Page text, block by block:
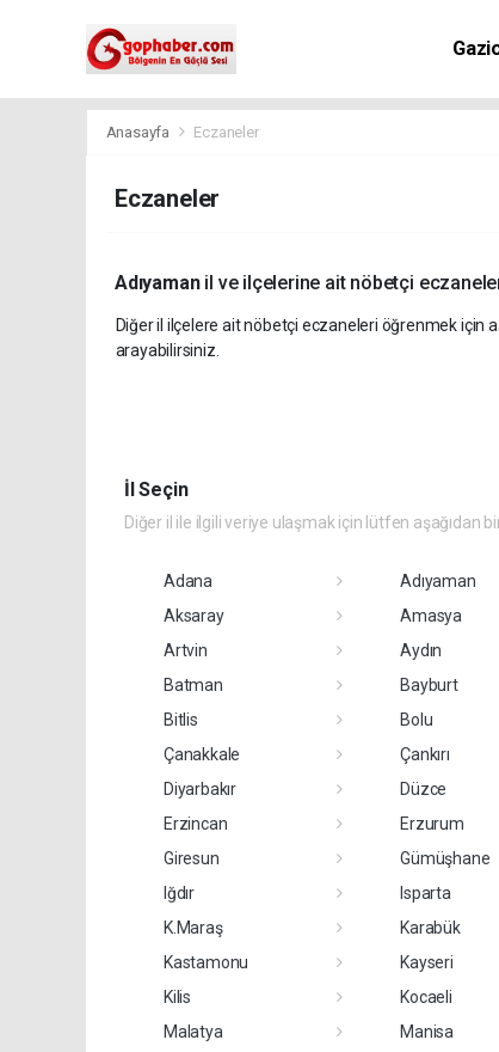
Anasayfa Eczaneler
Eczaneler
Adıyamanil ve ilçelerine ait nöbetçi
Diğer il ilçelere ait nöbetçi eczaneleri öğrenmek için
arayabilirsiniz.
İl Seçin
Diğer il ile ilgili veriye ulaşmak için lütfen aşağıdan
Adana Adıyaman
Aksaray
Amasya
Artvin
Aydın
Batman
Bayburt
Bitlis
Bolu
Çanakkale
Çankırı
Diyarbakır
Düzce
Erzincan
Erzurum
Giresun
Gümüşhane
Iğdır
Isparta
K.Maraş
Karabük
Kastamonu
Kayseri
Kilis
Kocaeli
Malatya
Manisa